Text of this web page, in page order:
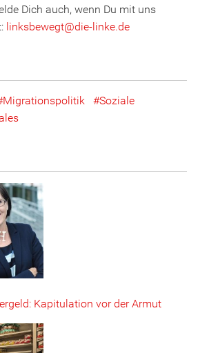
Dich auch, wenn Du mit uns
linksbewegt@die-l inke.de
Migrationspolitik
Soziale
Kapitulation vor der Armut